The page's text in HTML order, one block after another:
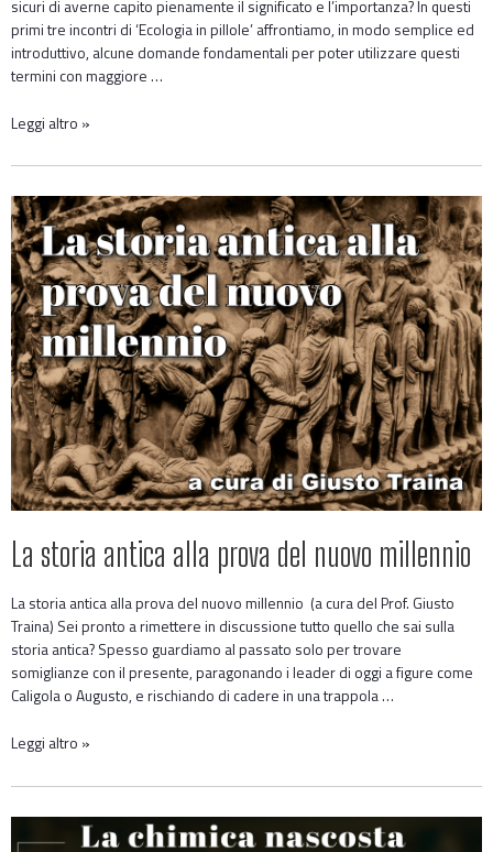
sicuri di averne capito pienamente il significato e l’importanza? In questi
primi tre incontri di ‘Ecologia in pillole’ affrontiamo, in modo semplice ed
introduttivo, alcune domande fondamentali per poter utilizzare questi
termini con maggiore …
Leggi altro »
La storia antica alla prova del nuovo millennio
La storia antica alla prova del nuovo millennio (a cura del Prof. Giusto
Traina) Sei pronto a rimettere in discussione tutto quello che sai sulla
storia antica? Spesso guardiamo al passato solo per trovare
somiglianze con il presente, paragonando i leader di oggi a figure come
Caligola o Augusto, e rischiando di cadere in una trappola …
Leggi altro »